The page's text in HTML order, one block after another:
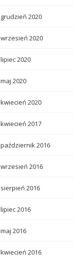
grudzień 2020
wrzesień 2020
lipiec 2020
maj 2020
kwiecień 2020
kwiecień 2017
październik 2016
wrzesień 2016
sierpień 2016
lipiec 2016
maj 2016
kwiecień 2016